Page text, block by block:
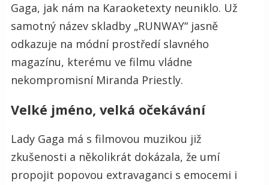
Gaga, jak nám na Karaoketexty neuniklo. Už
samotný název skladby „RUNWAY“ jasně
odkazuje na módní prostředí slavného
magazínu, kterému ve filmu vládne
nekompromisní Miranda Priestly.
Velké jméno, velká očekávání
Lady Gaga má s filmovou muzikou již
zkušenosti a několikrát dokázala, že umí
propojit popovou extravaganci s emocemi i